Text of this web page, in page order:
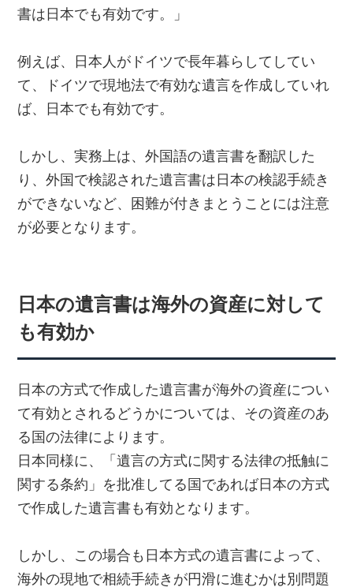
書は日本でも有効です。」
例えば、日本人がドイツで長年暮らしてしてい
て、ドイツで現地法で有効な遺言を作成していれ
ば、日本でも有効です。
しかし、実務上は、外国語の遺言書を翻訳した
り、外国で検認された遺言書は日本の検認手続き
ができないなど、困難が付きまとうことには注意
が必要となります。
日本の遺言書は海外の資産に対して
も有効か
日本の方式で作成した遺言書が海外の資産につい
て有効とされるどうかについては、その資産のあ
る国の法律によります。
日本同様に、「遺言の方式に関する法律の抵触に
関する条約」を批准してる国であれば日本の方式
で作成した遺言書も有効となります。
しかし、この場合も日本方式の遺言書によって、
海外の現地で相続手続きが円滑に進むかは別問題